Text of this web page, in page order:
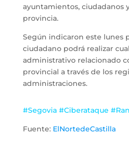
ayuntamientos, ciudadanos
provincia.
Según indicaron este lunes
ciudadano podrá realizar
administrativo relacionado
provincial a través de los
administraciones.
#Segovia #Ciberataque
Fuente: ElNortedeCastilla